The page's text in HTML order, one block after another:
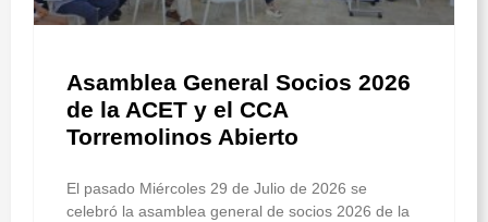
Asamblea General Socios 2026
de la ACET y el CCA
Torremolinos Abierto
El pasado Miércoles 29 de Julio de 2026 se
celebró la asamblea general de socios 2026 de la